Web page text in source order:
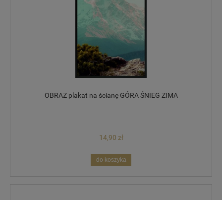
OBRAZ plakat na ścianę GÓRA ŚNIEG ZIMA
14,90 zł
do koszyka